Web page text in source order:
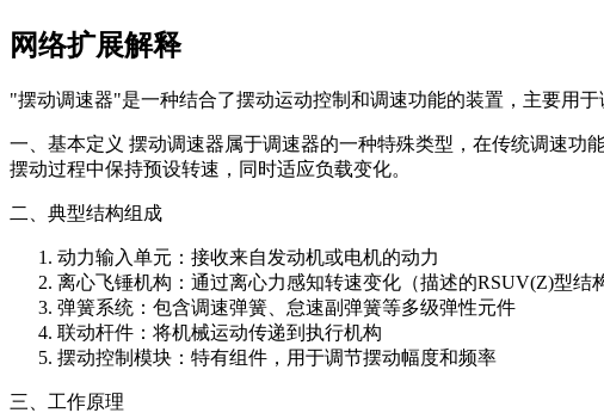
网络扩展解释
"摆动调速器"是一种结合了摆动运动控制和调速功能的装置，主要用
一、基本定义 摆动调速器属于调速器的一种特殊类型，在传统调速
摆动过程中保持预设转速，同时适应负载变化。
二、典型结构组成
动力输入单元：接收来自发动机或电机的动力
离心飞锤机构：通过离心力感知转速变化（描述的RSUV(Z)型结
弹簧系统：包含调速弹簧、怠速副弹簧等多级弹性元件
联动杆件：将机械运动传递到执行机构
摆动控制模块：特有组件，用于调节摆动幅度和频率
三、工作原理